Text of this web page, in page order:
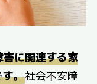
に関連する家
。社会不安障